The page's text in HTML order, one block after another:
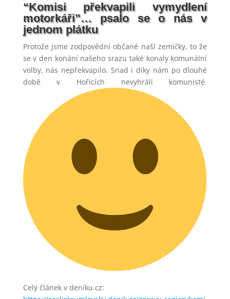
“Komisi překvapili vymydlení
motorkáři”… psalo se o nás v
jednom plátku
Protože jsme zodpovědní občané naší zemičky, to že
se v den konání našeho srazu také konaly komunální
volby, nás nepřekvapilo. Snad i díky nám po dlouhé
době v Hořicích nevyhráli komunisté
Celý článek v deníku.cz: